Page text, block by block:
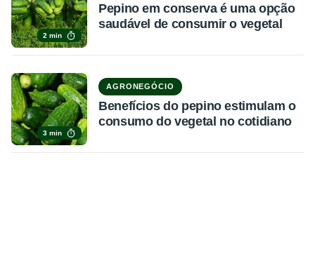
2 min
Pepino em conserva é uma opção
saudável de consumir o vegetal
3 min
AGRONEGÓCIO
Benefícios do pepino estimulam o
consumo do vegetal no cotidiano